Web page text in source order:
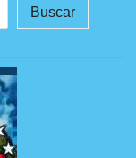
Buscar